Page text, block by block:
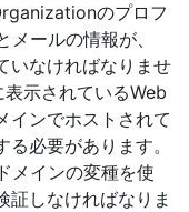
のプロフ
ールの情報が、
いなければなりませ
示されているWeb
インでホストされて
必要があります。
メインの変種を使
証しなければなりま